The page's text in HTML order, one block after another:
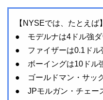
【NYSEでは、たとえば】
● モデルナは4ドル強ダ
● ファイザーは0.1ドル
● ボーイングは10ドル
● ゴールドマン・サッ
● JPモルガン・チェー